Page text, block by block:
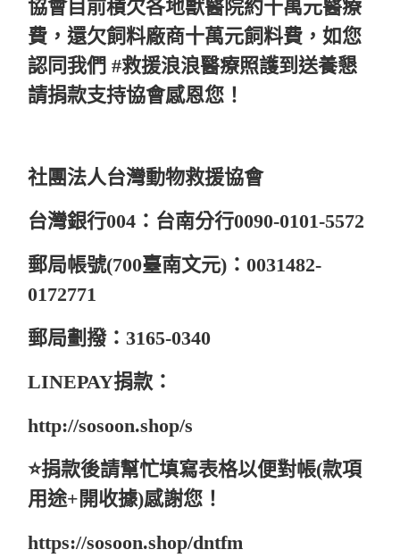
協會目前積欠各地獸醫院約十萬元醫療
費，還欠飼料廠商十萬元飼料費，如您
認同我們 #救援浪浪醫療照護到送養懇
請捐款支持協會感恩您！
社團法人台灣動物救援協會
台灣銀行004：台南分行0090-0101-5572
郵局帳號(700臺南文元)：0031482-
0172771
郵局劃撥：3165-0340
LINEPAY捐款：
http://sosoon.shop/s
⭐️捐款後請幫忙填寫表格以便對帳(款項
用途+開收據)感謝您！
https://sosoon.shop/dntfm